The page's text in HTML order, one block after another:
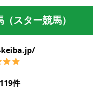
スター競馬）
件